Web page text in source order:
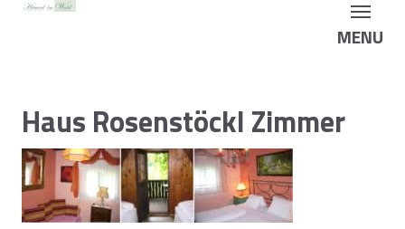
MENU
Haus Rosenstöckl Zimmer